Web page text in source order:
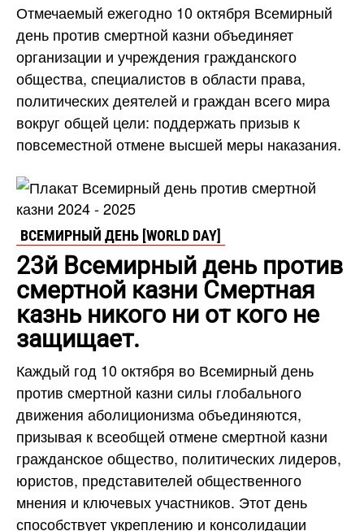
Отмечаемый ежегодно 10 октября Всемирный
день против смертной казни объединяет
организации и учреждения гражданского
общества, специалистов в области права,
политических деятелей и граждан всего мира
вокруг общей цели: поддержать призыв к
повсеместной отмене высшей меры наказания.
ВСЕМИРНЫЙ ДЕНЬ [WORLD DAY]
23й Всемирный день против
смертной казни Смертная
казнь никого ни от кого не
защищает.
Каждый год 10 октября во Всемирный день
против смертной казни силы глобального
движения аболиционизма объединяются,
призывая к всеобщей отмене смертной казни
гражданское общество, политических лидеров,
юристов, представителей общественного
мнения и ключевых участников. Этот день
способствует укреплению и консолидации